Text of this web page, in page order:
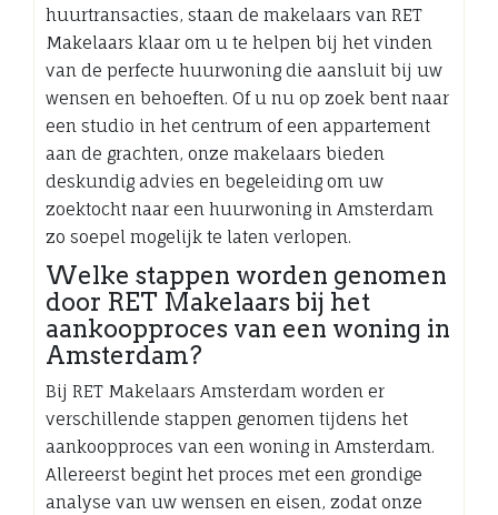
huurtransacties, staan de makelaars van RET
Makelaars klaar om u te helpen bij het vinden
van de perfecte huurwoning die aansluit bij uw
wensen en behoeften. Of u nu op zoek bent naar
een studio in het centrum of een appartement
aan de grachten, onze makelaars bieden
deskundig advies en begeleiding om uw
zoektocht naar een huurwoning in Amsterdam
zo soepel mogelijk te laten verlopen.
Welke stappen worden genomen
door RET Makelaars bij het
aankoopproces van een woning in
Amsterdam?
Bij RET Makelaars Amsterdam worden er
verschillende stappen genomen tijdens het
aankoopproces van een woning in Amsterdam.
Allereerst begint het proces met een grondige
analyse van uw wensen en eisen, zodat onze